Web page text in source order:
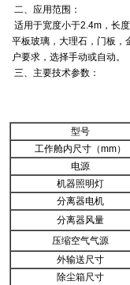
二、应用范围：
适用于宽度小于2.4m，长
平板玻璃，大理石，门板，
户要求，选择手动或自动。
三、主要技术参数：
型号
工作舱内尺寸（mm）
电源
机器照明灯
分离器电机
分离器风量
压缩空气气源
外输送尺寸
除尘箱尺寸